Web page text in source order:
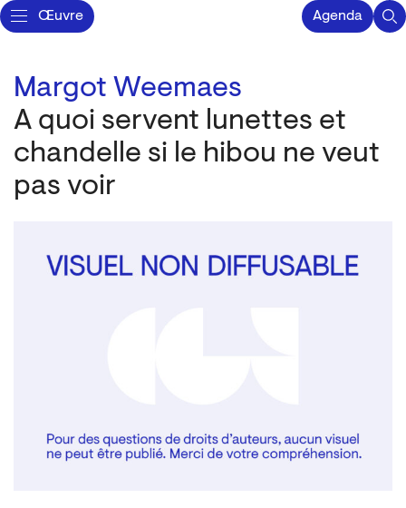
Œuvre Agenda
Margot Weemaes
A quoi servent lunettes et
chandelle si le hibou ne veut
pas voir